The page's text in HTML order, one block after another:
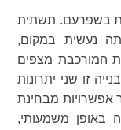
בשפרעם. תשתית
נעשית במקום,
המורכבת מצפים
זו שני יתרונות
אפשרויות מבחינת
באופן משמעותי,